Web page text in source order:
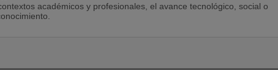
académicos y profesionales, el avance tecnológico, social o